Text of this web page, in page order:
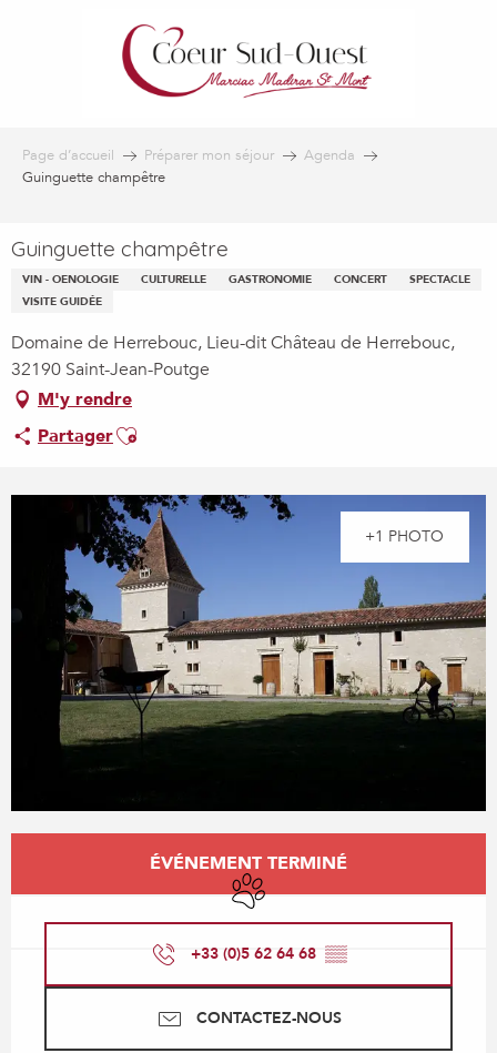
Page d’accueil Préparer mon séjour
Agenda
Guinguette champêtre
Guinguette champêtre
VIN - OENOLOGIE CULTURELLE GASTRONOMIE CONCERT
SPECTACLE
VISITE GUIDÉE
Domaine de Herrebouc, Lieu-dit Château de Herrebouc,
32190 Saint-Jean-Poutge
M'y rendre
PartagerAjouter aux favoris
+1 PHOTO
Ouverture et coordonnées
ÉVÉNEMENT TERMINÉ
Animaux acceptés
+33 (0)5 62 64 68 ▒▒
CONTACTEZ-NOUS